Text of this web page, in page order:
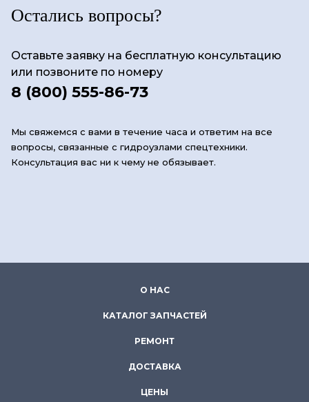
Остались вопросы?
Оставьте заявку на бесплатную консультацию
или позвоните по номеру
8 (800) 555-86-73
Мы свяжемся с вами в течение часа и ответим на все
вопросы, связанные с гидроузлами спецтехники.
Консультация вас ни к чему не обязывает.
О НАС
КАТАЛОГ ЗАПЧАСТЕЙ
РЕМОНТ
ДОСТАВКА
ЦЕНЫ